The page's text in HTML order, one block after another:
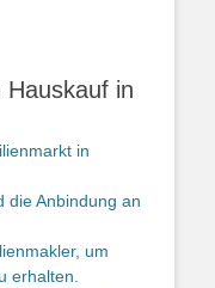
Hauskauf in
in
die Anbindung an
um
erhalten.